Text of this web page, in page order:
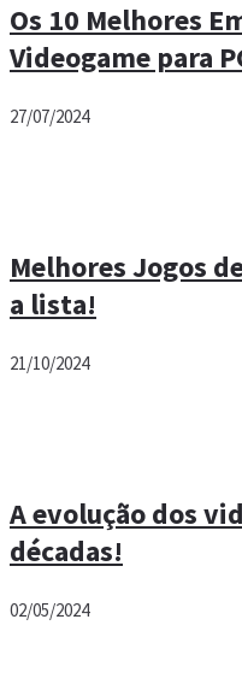
Os 10 Melhores
Videogame para
27/07/2024
Melhores Jogos
a lista!
21/10/2024
A evolução dos
décadas!
02/05/2024